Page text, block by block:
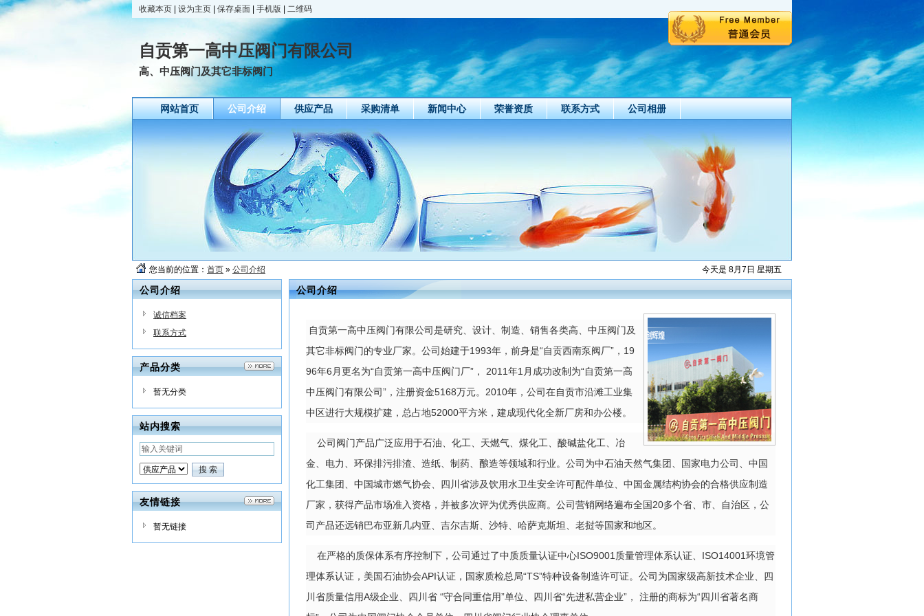
收藏本页 设为主页 保存桌面 手机版 二维码
自贡第一高中压阀门有限公司
高、中压阀门及其它非标阀门
网站首页 公司介绍 供应产品 采购清单 新闻中心 荣誉资质 联系方式 公司相册
今天是 8月7日 星期五
您当前的位置： 首页 » 公司介绍
公司介绍
诚信档案
联系方式
产品分类
暂无分类
站内搜索
友情链接
暂无链接
公司介绍
自贡第一高中压阀门有限公司是研究、设计、制造、销售各类高、中压阀门及
其它非标阀门的专业厂家。公司始建于1993年，前身是“自贡西南泵阀厂”，19
96年6月更名为“自贡第一高中压阀门厂”， 2011年1月成功改制为“自贡第一高
中压阀门有限公司”，注册资金5168万元。2010年，公司在自贡市沿滩工业集
中区进行大规模扩建，总占地52000平方米，建成现代化全新厂房和办公楼。
公司阀门产品广泛应用于石油、化工、天燃气、煤化工、酸碱盐化工、冶
金、电力、环保排污排渣、造纸、制药、酿造等领域和行业。公司为中石油天然气集团、国家电力公司、中国
化工集团、中国城市燃气协会、四川省涉及饮用水卫生安全许可配件单位、中国金属结构协会的合格供应制造
厂家，获得产品市场准入资格，并被多次评为优秀供应商。公司营销网络遍布全国20多个省、市、自治区，公
司产品还远销巴布亚新几内亚、吉尔吉斯、沙特、哈萨克斯坦、老挝等国家和地区。
在严格的质保体系有序控制下，公司通过了中质质量认证中心ISO9001质量管理体系认证、ISO14001环境管
理体系认证，美国石油协会API认证，国家质检总局“TS”特种设备制造许可证。公司为国家级高新技术企业、四
川省质量信用A级企业、四川省 “守合同重信用”单位、四川省“先进私营企业”， 注册的商标为“四川省著名商